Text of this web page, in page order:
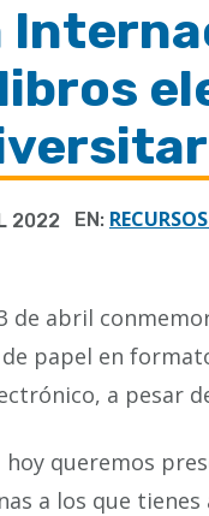
2022 EN:
de abril
papel en
a pesar
hoy queremos
a los que